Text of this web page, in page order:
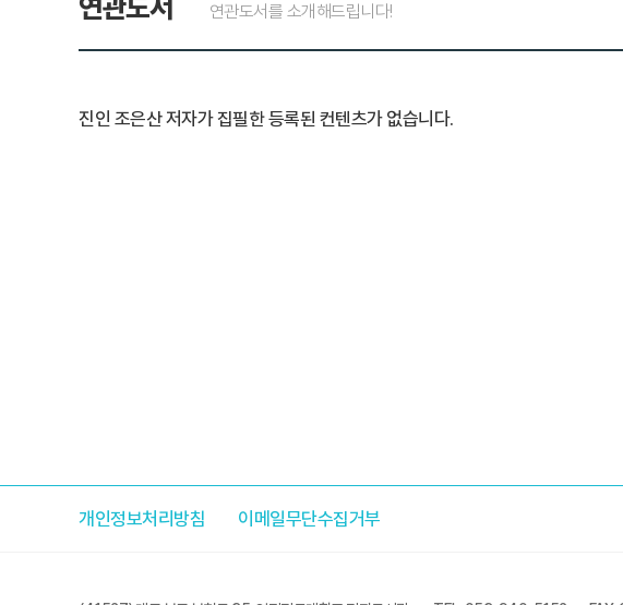
연관도서 연관도서를 소개해드립니다!
진인 조은산 저자가 집필한 등록된 컨텐츠가 없습니다.
개인정보처리방침 이메일무단수집거부